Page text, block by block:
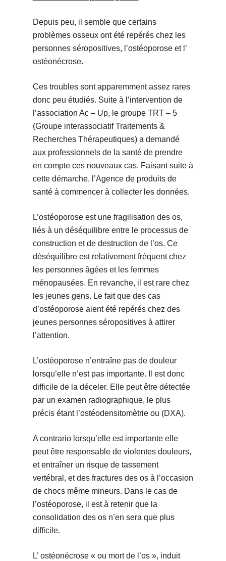
Depuis peu, il semble que certains
problèmes osseux ont été repérés chez les
personnes séropositives, l’ostéoporose et l’
ostéonécrose.
Ces troubles sont apparemment assez rares
donc peu étudiés. Suite à l’intervention de
l’association Ac – Up, le groupe TRT – 5
(Groupe interassociatif Traitements &
Recherches Thérapeutiques) a demandé
aux professionnels de la santé de prendre
en compte ces nouveaux cas. Faisant suite à
cette démarche, l’Agence de produits de
santé à commencer à collecter les données.
L’ostéoporose est une fragilisation des os,
liés à un déséquilibre entre le processus de
construction et de destruction de l’os. Ce
déséquilibre est relativement fréquent chez
les personnes âgées et les femmes
ménopausées. En revanche, il est rare chez
les jeunes gens. Le fait que des cas
d’ostéoporose aient été repérés chez des
jeunes personnes séropositives à attirer
l’attention.
L’ostéoporose n’entraîne pas de douleur
lorsqu’elle n’est pas importante. Il est donc
difficile de la déceler. Elle peut être détectée
par un examen radiographique, le plus
précis étant l’ostéodensitomètrie ou (DXA).
A contrario lorsqu’elle est importante elle
peut être responsable de violentes douleurs,
et entraîner un risque de tassement
vertébral, et des fractures des os à l’occasion
de chocs même mineurs. Dans le cas de
l’ostéoporose, il est à retenir que la
consolidation des os n’en sera que plus
difficile.
L’ ostéonécrose « ou mort de l’os », induit